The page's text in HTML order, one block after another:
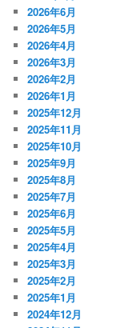
2026年6月
2026年5月
2026年4月
2026年3月
2026年2月
2026年1月
2025年12月
2025年11月
2025年10月
2025年9月
2025年8月
2025年7月
2025年6月
2025年5月
2025年4月
2025年3月
2025年2月
2025年1月
2024年12月